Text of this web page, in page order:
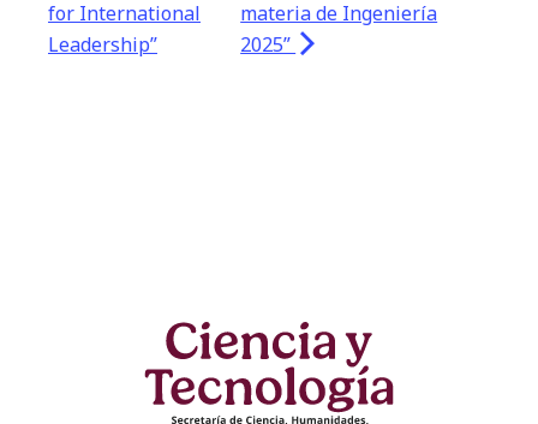
for International
Leadership”
materia de Ingeniería
2025”